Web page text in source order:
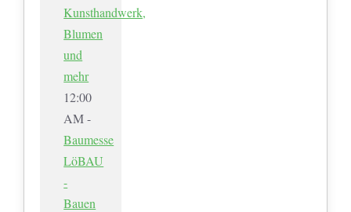
Kunsthandwerk,
Blumen
und
mehr
12:00
AM -
Baumesse
LöBAU
-
Bauen